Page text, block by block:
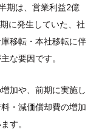
期は、営業利益2億
に発生していた、社
移転・本社移転に伴
な要因です。
加や、前期に実施し
・減価償却費の増加
す。